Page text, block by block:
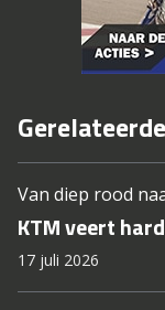
Van diep rood
KTM veert
17 juli 2026